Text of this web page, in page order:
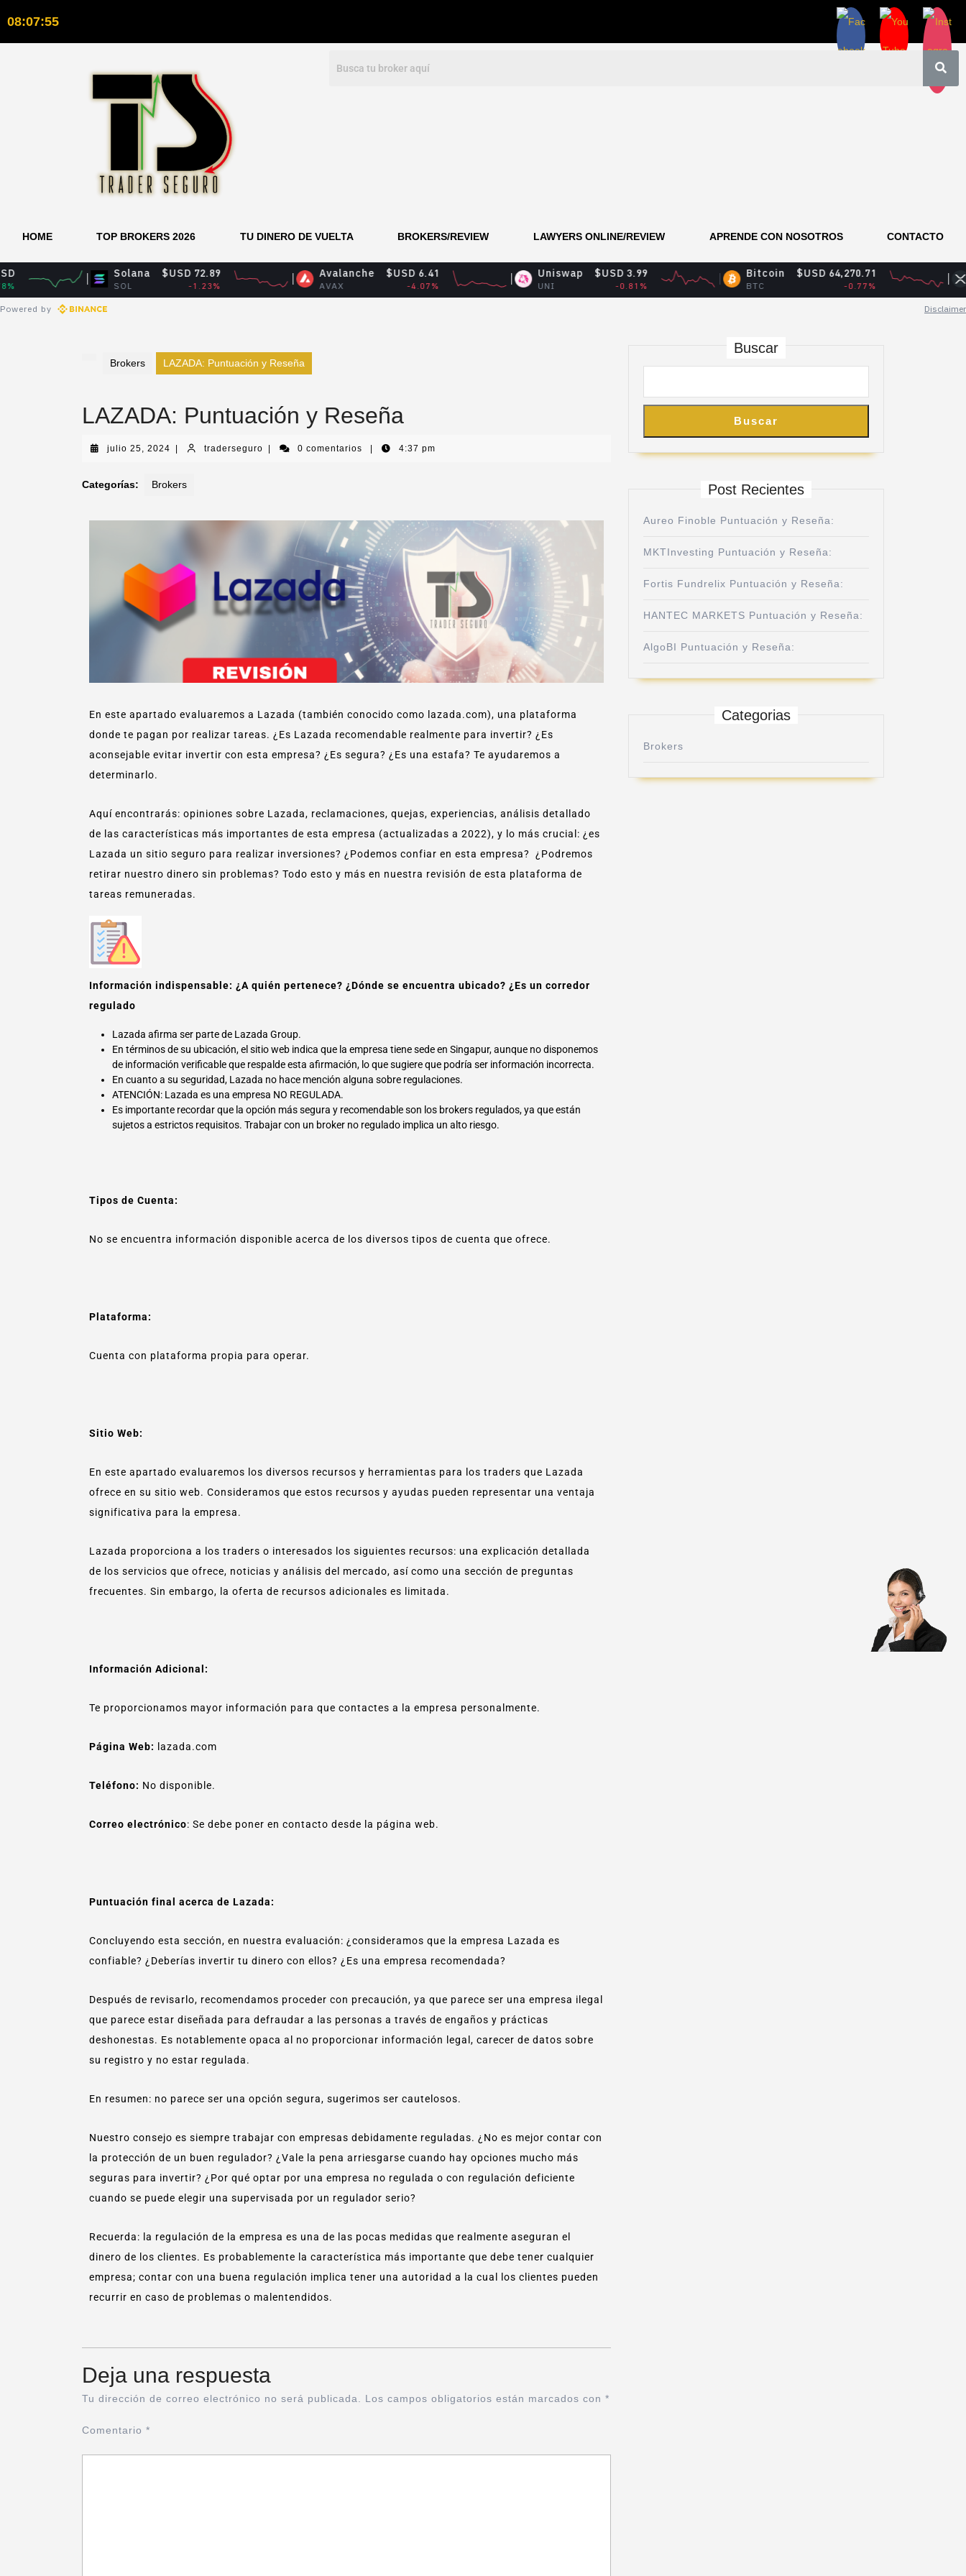
08:07:56
HOME TOP BROKERS 2026 TU DINERO DE VUELTA BROKERS/REVIEW LAWYERS ONLINE/REVIEW APRENDE CON NOSOTROS CONTACTO
Solana
SOL
$USD 72.89
-1.23%
Avalanche
AVAX
$USD 6.41 Uniswap
UNI
$USD 3.99
-0.81%
Bitcoin
BTC
$USD 64,270.71
XRP
Powered by Disclaimer
Brokers LAZADA: Puntuación y Reseña
LAZADA: Puntuación y Reseña
julio 25, 2024 traderseguro 0 comentarios 4:37 pm
Categorías: Brokers
En este apartado evaluaremos a Lazada (también conocido como lazada.com), una plataforma
donde te pagan por realizar tareas. ¿Es Lazada recomendable realmente para invertir? ¿Es
aconsejable evitar invertir con esta empresa? ¿Es segura? ¿Es una estafa? Te ayudaremos a
determinarlo.
Aquí encontrarás: opiniones sobre Lazada, reclamaciones, quejas, experiencias, análisis detallado
de las características más importantes de esta empresa (actualizadas a 2022), y lo más crucial: ¿es
Lazada un sitio seguro para realizar inversiones? ¿Podemos confiar en esta empresa? ¿Podremos
retirar nuestro dinero sin problemas? Todo esto y más en nuestra revisión de esta plataforma de
tareas remuneradas.
Información indispensable: ¿A quién pertenece? ¿Dónde se encuentra ubicado? ¿Es un corredor
regulado
Lazada afirma ser parte de Lazada Group.
En términos de su ubicación, el sitio web indica que la empresa tiene sede en Singapur, aunque no disponemos
de información verificable que respalde esta afirmación, lo que sugiere que podría ser información incorrecta.
En cuanto a su seguridad, Lazada no hace mención alguna sobre regulaciones.
ATENCIÓN: Lazada es una empresa NO REGULADA.
Es importante recordar que la opción más segura y recomendable son los brokers regulados, ya que están
sujetos a estrictos requisitos. Trabajar con un broker no regulado implica un alto riesgo.
Tipos de Cuenta:
No se encuentra información disponible acerca de los diversos tipos de cuenta que ofrece.
Plataforma:
Cuenta con plataforma propia para operar.
Sitio Web:
En este apartado evaluaremos los diversos recursos y herramientas para los traders que Lazada
ofrece en su sitio web. Consideramos que estos recursos y ayudas pueden representar una ventaja
significativa para la empresa.
Lazada proporciona a los traders o interesados los siguientes recursos: una explicación detallada
de los servicios que ofrece, noticias y análisis del mercado, así como una sección de preguntas
frecuentes. Sin embargo, la oferta de recursos adicionales es limitada.
Información Adicional:
Te proporcionamos mayor información para que contactes a la empresa personalmente.
Página Web: lazada.com
Teléfono: No disponible.
Correo electrónico: Se debe poner en contacto desde la página web.
Puntuación final acerca de Lazada:
Concluyendo esta sección, en nuestra evaluación: ¿consideramos que la empresa Lazada es
confiable? ¿Deberías invertir tu dinero con ellos? ¿Es una empresa recomendada?
Después de revisarlo, recomendamos proceder con precaución, ya que parece ser una empresa ilegal
que parece estar diseñada para defraudar a las personas a través de engaños y prácticas
deshonestas. Es notablemente opaca al no proporcionar información legal, carecer de datos sobre
su registro y no estar regulada.
En resumen: no parece ser una opción segura, sugerimos ser cautelosos.
Nuestro consejo es siempre trabajar con empresas debidamente reguladas. ¿No es mejor contar con
la protección de un buen regulador? ¿Vale la pena arriesgarse cuando hay opciones mucho más
seguras para invertir? ¿Por qué optar por una empresa no regulada o con regulación deficiente
cuando se puede elegir una supervisada por un regulador serio?
Recuerda: la regulación de la empresa es una de las pocas medidas que realmente aseguran el
dinero de los clientes. Es probablemente la característica más importante que debe tener cualquier
empresa; contar con una buena regulación implica tener una autoridad a la cual los clientes pueden
recurrir en caso de problemas o malentendidos.
Deja una respuesta
Tu dirección de correo electrónico no será publicada. Los campos obligatorios están marcados con *
Comentario *
Buscar
Buscar
Post Recientes
Aureo Finoble Puntuación y Reseña:
MKTInvesting Puntuación y Reseña:
Fortis Fundrelix Puntuación y Reseña:
HANTEC MARKETS Puntuación y Reseña:
AlgoBI Puntuación y Reseña:
Categorias
Brokers